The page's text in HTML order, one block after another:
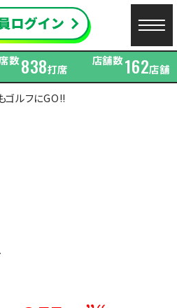
数838打席
店舗数162店舗
ゴルフにGO!!